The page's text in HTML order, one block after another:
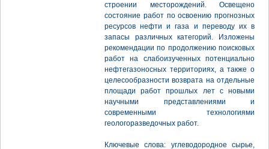
строении месторождений. Освещено
состояние работ по освоению прогнозных
ресурсов нефти и газа и переводу их в
запасы различных категорий. Изложены
рекомендации по продолжению поисковых
работ на слабоизученных потенциально
нефтегазоносных территориях, а также о
целесообразности возврата на отдельные
площади работ прошлых лет с новыми
научными представлениями и
современными технологиями
геологоразведочных работ.
Ключевые слова: углеводородное сырье,